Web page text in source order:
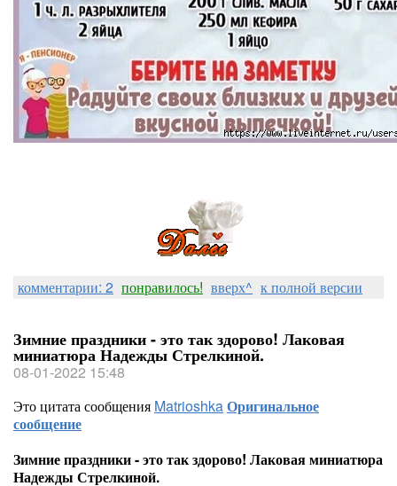
комментарии: 2 понравилось! вверх^ к полной версии
Зимние праздники - это так здорово! Лаковая
миниатюра Надежды Стрелкиной.
08-01-2022 15:48
Это цитата сообщения MatrioshkaОригинальное
сообщение
Зимние праздники - это так здорово! Лаковая миниатюра
Надежды Стрелкиной.